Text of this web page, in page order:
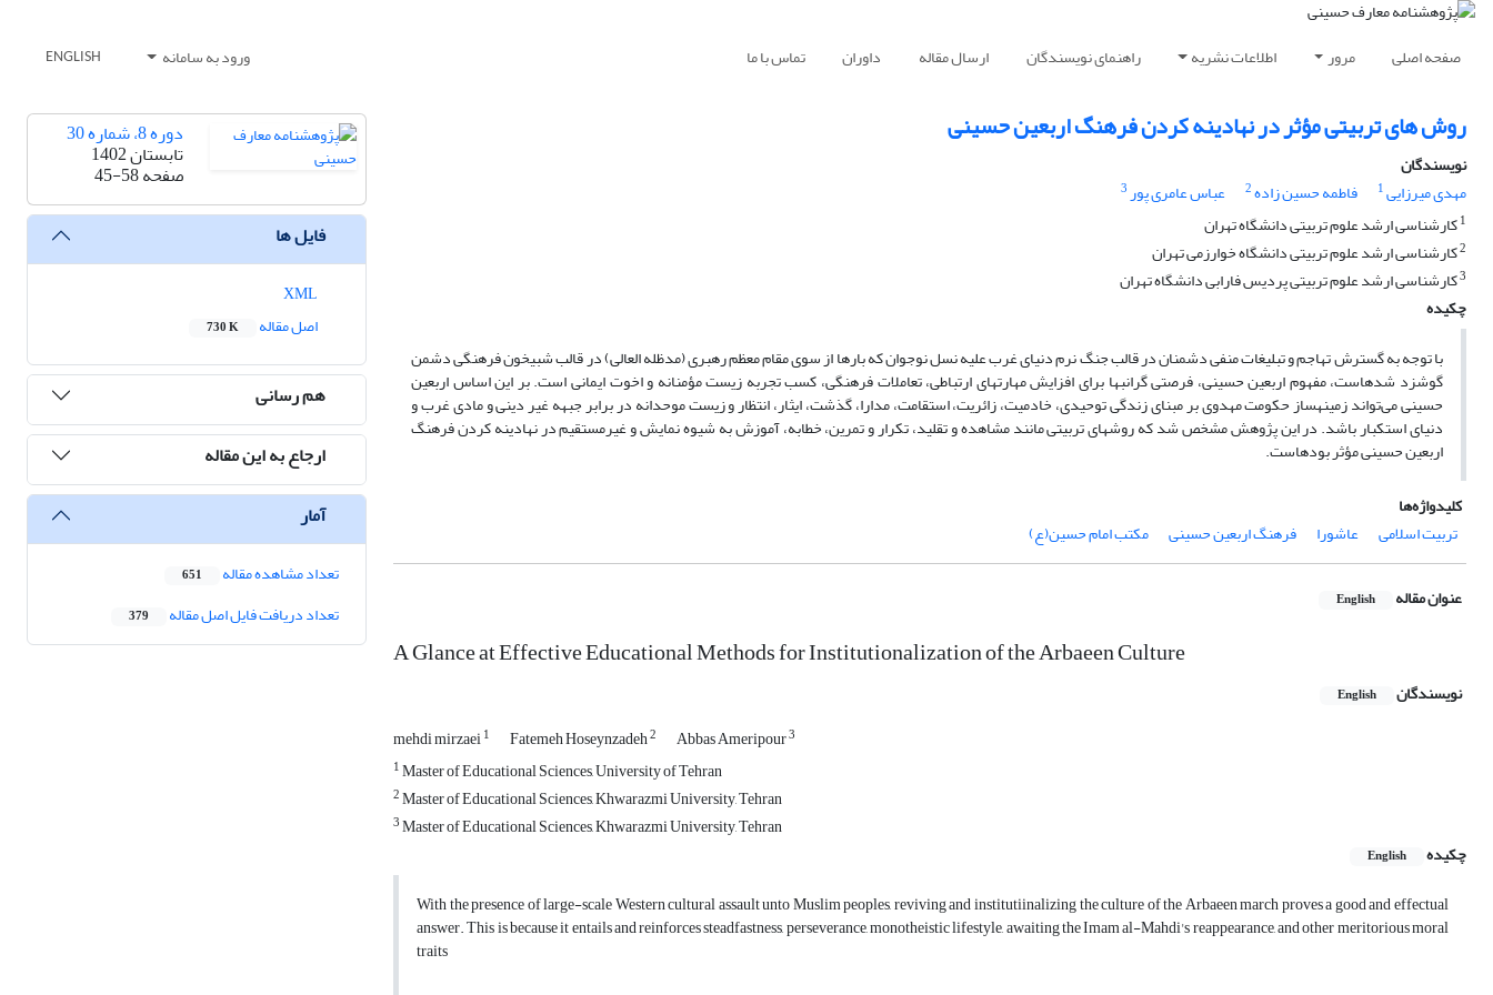
صفحه اصلی مرور اطلاعات نشریه راهنمای نویسندگان ارسال مقاله داوران تماس با ما ورود به سامانه ENGLISH
روش های تربیتی مؤثر در نهادینه کردن فرهنگ اربعین حسینی
نویسندگان
مهدی میرزایی1 فاطمه حسین زاده2 عباس عامری پور3
1کارشناسی ارشد علوم تربیتی دانشگاه تهران
2کارشناسی ارشد علوم تربیتی دانشگاه خوارزمی تهران
3کارشناسی ارشد علوم تربیتی پردیس فارابی دانشگاه تهران
چکیده
با توجه به گسترش تهاجم و تبلیغات منفی دشمنان در قالب جنگ نرم دنیای غرب علیه نسل نوجوان که بارها از سوی مقام معظم رهبری (مدظله العالی) در قالب شبیخون فرهنگی دشمن
گوشزد شده­است، مفهوم اربعین حسینی، فرصتی گران­بها برای افزایش مهارت­های ارتباطی، تعاملات فرهنگی، کسب تجربه زیست مؤمنانه و اخوت ایمانی است. بر این اساس اربعین
حسینی می‌تواند زمینه­ساز حکومت مهدوی بر مبنای زندگی توحیدی، خادمیت، زائریت، استقامت، مدارا، گذشت، ایثار، انتظار و زیست موحدانه در برابر جبهه غیر دینی و مادی غرب و
دنیای استکبار باشد. در این پژوهش مشخص شد که روش­های تربیتی مانند مشاهده و تقلید، تکرار و تمرین، خطابه، آموزش به شیوه نمایش و غیرمستقیم در نهادینه کردن فرهنگ
اربعین حسینی مؤثر بوده­است.
کلیدواژه‌ها
تربیت اسلامی
عاشورا فرهنگ اربعین حسینی مکتب امام حسین(ع)
عنوان مقاله English
A Glance at Effective Educational Methods for Institutionalization of the Arbaeen Culture
نویسندگان English
mehdi mirzaei1 Fatemeh Hoseynzadeh2 Abbas Ameripour3
1Master of Educational Sciences, University of Tehran
2Master of Educational Sciences, Khwarazmi University, Tehran
3Master of Educational Sciences, Khwarazmi University, Tehran
چکیده
English
With the presence of large-scale Western cultural assault unto Muslim peoples, reviving and institutiinalizing the culture of the Arbaeen march proves a good and effectual
answer. This is because it entails and reinforces steadfastness, perseverance, monotheistic lifestyle, awaiting the Imam al-Mahdi's reappearance, and other meritorious moral
traits
دوره 8، شماره 30
تابستان 1402
صفحه45-58
فایل ها
اصل مقاله
730 K
هم رسانی
ارجاع به این مقاله
آمار
تعداد مشاهده مقاله 651
تعداد دریافت فایل اصل مقاله 379